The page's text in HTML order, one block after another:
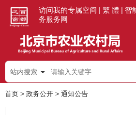
访问我的专属空间 | 繁 體 | 智
务服务网
站内搜索
首页 > 政务公开 > 通知公告